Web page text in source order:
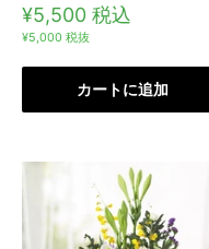
販
売
格
¥5,500 税込
¥5,000 税抜
カートに追加